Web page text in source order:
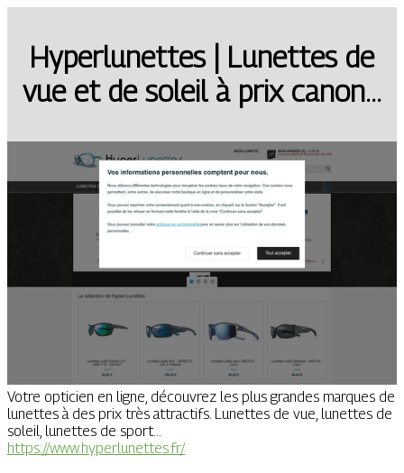
Hyper­lu­net­tes | Lunettes de
vue et de soleil à prix canon…
Votre opticien en ligne, découvrez les plus grandes marques de
lunettes à des prix très attractifs. Lunettes de vue, lunettes de
soleil, lunettes de sport...
https://www.hyperlunettes.fr/